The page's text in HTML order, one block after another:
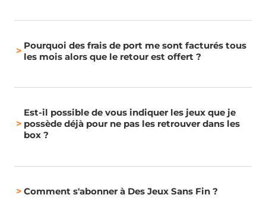
> Pourquoi des frais de port me sont facturés tous
les mois alors que le retour est offert ?
>
Est-il possible de vous indiquer les jeux que je
possède déjà pour ne pas les retrouver dans les
box ?
> Comment s'abonner à Des Jeux Sans Fin ?